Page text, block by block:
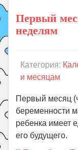
Первый
неделям
Категория:
и месяцам
Первый месяц
беременности
ребенка имеет
его будущего.